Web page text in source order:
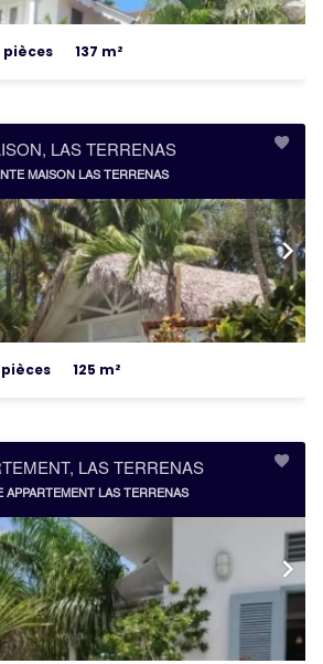
pièces 137 m²
LAS TERRENAS
MAISON LAS TERRENAS
pièces 125 m²
LAS TERRENAS
APPARTEMENT LAS TERRENAS